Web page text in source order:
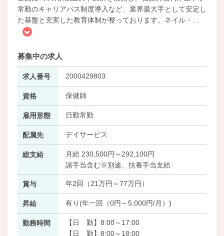
常勤のキャリアパス制度導入など、業界最大手として安定し
た基盤と充実した教育体制が整っております。ネイル・
募集中の求人
求人番号 2000429803
資格 保健師
雇用形態 日勤常勤
配属先 デイサービス
総支給
月給 230,500円～292,100円
諸手当含む※別途、扶養手当支給
賞与 年2回（21万円～77万円）
昇給 有り(年一回（0円～5,000円/月）)
勤務時間
【日 勤】8:00～17:00
【日 勤】8:00～18:00